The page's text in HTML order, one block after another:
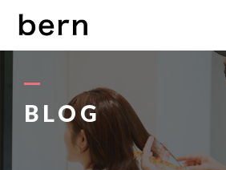
BLOG
ABOUT US
STYLE